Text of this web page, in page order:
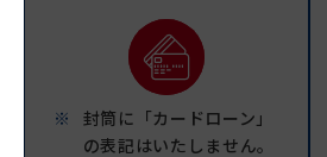
封筒に「カードローン」
の表記はいたしません。